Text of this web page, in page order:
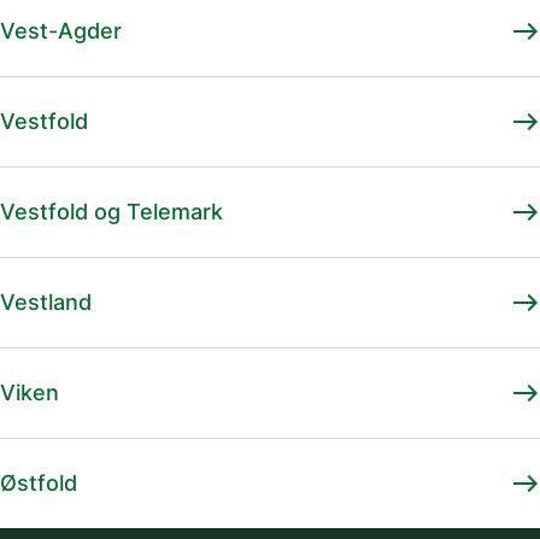
Vest-Agder east
Vestfold east
Vestfold og Telemark east
Vestland east
Viken east
Østfold east